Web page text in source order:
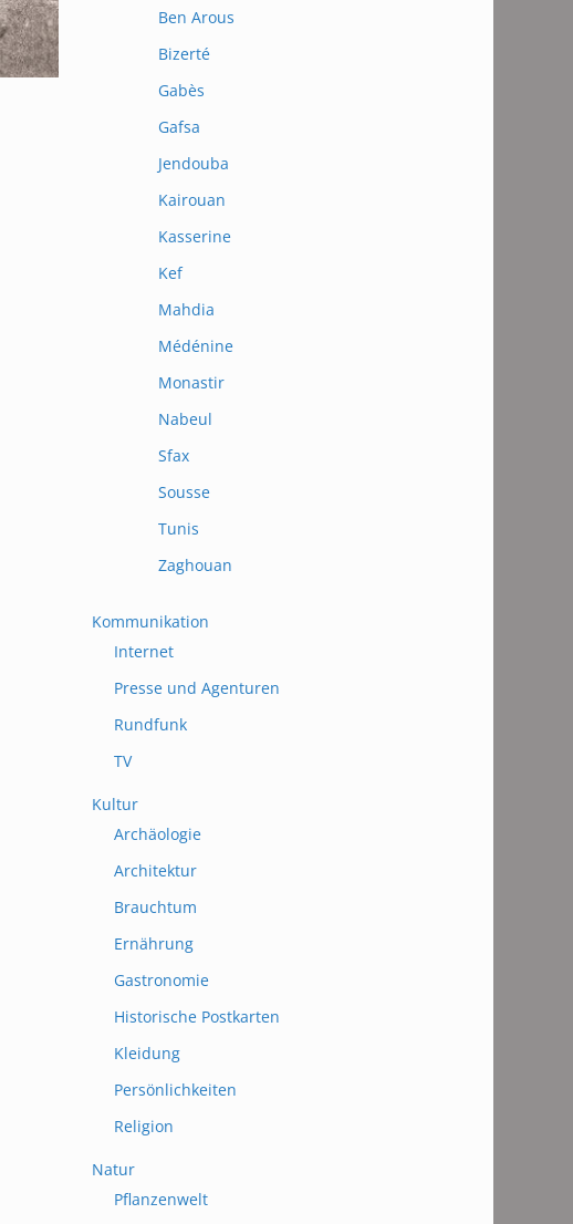
Ben Arous
Bizerté
Gabès
Gafsa
Jendouba
Kairouan
Kasserine
Kef
Mahdia
Médénine
Monastir
Nabeul
Sfax
Sousse
Tunis
Zaghouan
Kommunikation
Internet
Presse und Agenturen
Rundfunk
TV
Kultur
Archäologie
Architektur
Brauchtum
Ernährung
Gastronomie
Historische Postkarten
Kleidung
Persönlichkeiten
Religion
Natur
Pflanzenwelt